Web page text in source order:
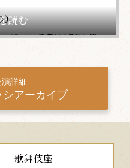
）
げます。歌舞伎を身近に感
を題材にした、ご当地ゆかり
詳細
アーカイブ
歌舞伎座